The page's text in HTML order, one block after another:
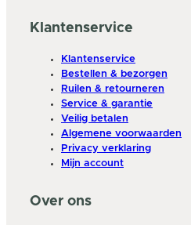
Klantenservice
Klantenservice
Bestellen & bezorgen
Ruilen & retourneren
Service & garantie
Veilig betalen
Algemene voorwaarden
Privacy verklaring
Mijn account
Over ons